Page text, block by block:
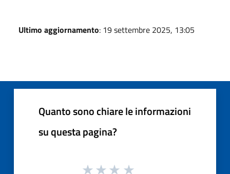
Ultimo aggiornamento: 19 settembre 2025, 13:05
Quanto sono chiare le informazioni
su questa pagina?